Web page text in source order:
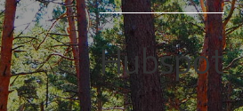
Hubspot